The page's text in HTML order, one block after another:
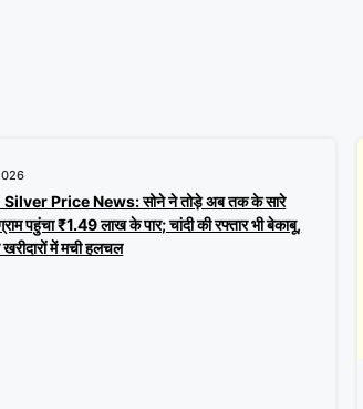
Price News: सोने ने तोड़े अब तक के सारे
पहुंचा ₹1.49 लाख के पार; चांदी की रफ्तार भी बेकाबू,
में मची हलचल